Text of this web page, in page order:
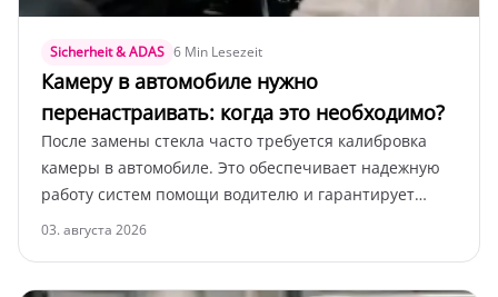
Sicherheit & ADAS 6 Min Lesezeit
Камеру в автомобиле нужно
перенастраивать: когда это необходимо?
После замены стекла часто требуется калибровка
камеры в автомобиле. Это обеспечивает надежную
работу систем помощи водителю и гарантирует
вашу безопасность.
03. августа 2026